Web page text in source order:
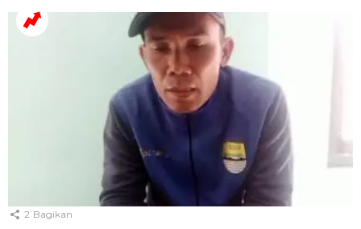
2 Bagikan